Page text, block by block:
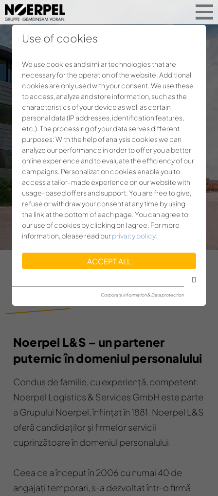
DESPRE NOI
Noerpel L&S – un partener
puternic în domeniul personalului
Condus de familie, cu experiență, competent:
Noerpel Logistics & Services GmbH este parte
a Grupului Noerpel, înființat în 1881. Noerpel L&S
oferă candidaților și firmelor servicii
cuprinzătoare în domeniul personalului.
Ceea ce a început în 2006 cu numai 40 de
angajați temporari, s-a dezvoltat într-o firmă
Use of cookies
We use cookies and similar technologies that are
necessary for the operation of the website. Additional
cookies are only used with your consent. We use these
to access, analyze and store information, such as the
characteristics of your device as well as certain
personal data (IP addresses, identification features,
etc.). The processing of your data serves different
purposes: With the help of analysis cookies we can
analyze our performance in order to offer you a better
online experience and to evaluate the efficiency of our
campaigns. Personalization cookies enable you to
access a tailor-made experience on our website with
usage-based offers and support. You are free to give,
refuse or withdraw your consent at any time by using
the link at the bottom of each page. You can agree to
our use of cookies by clicking on I agree. For more
information, please read ourprivacy policy.
ACCEPT ALL
Corporate information & Data protection